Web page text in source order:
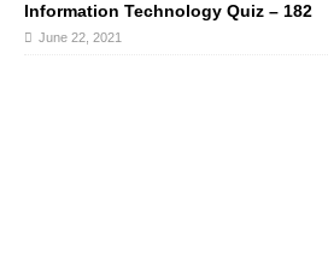
Information Technology Quiz – 182
June 22, 2021